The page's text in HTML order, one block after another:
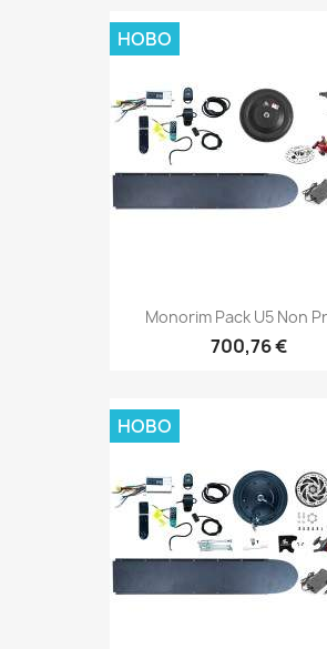
Monorim Pack U5 Non
700,76 €
НОВО
НОВО